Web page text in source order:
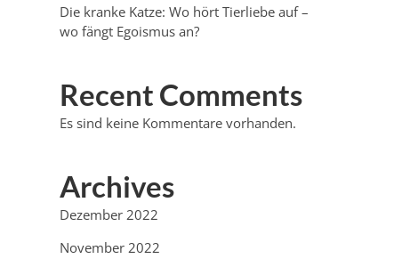
Die kranke Katze: Wo hört Tierliebe auf –
wo fängt Egoismus an?
Recent Comments
Es sind keine Kommentare vorhanden.
Archives
Dezember 2022
November 2022